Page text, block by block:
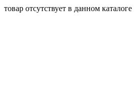
товар отсутствует в данном каталоге